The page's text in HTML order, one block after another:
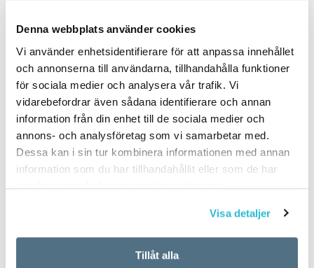
Denna webbplats använder cookies
Vi använder enhetsidentifierare för att anpassa innehållet
och annonserna till användarna, tillhandahålla funktioner
för sociala medier och analysera vår trafik. Vi
vidarebefordrar även sådana identifierare och annan
information från din enhet till de sociala medier och
annons- och analysföretag som vi samarbetar med.
Dessa kan i sin tur kombinera informationen med annan
information som du har tillhandahållit eller som de har
samlat in när du har använt deras tjänster.
Visa detaljer
Tillåt alla
PUBLICERAD 2021-05-19